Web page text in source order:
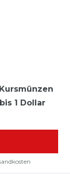
1 Dollar